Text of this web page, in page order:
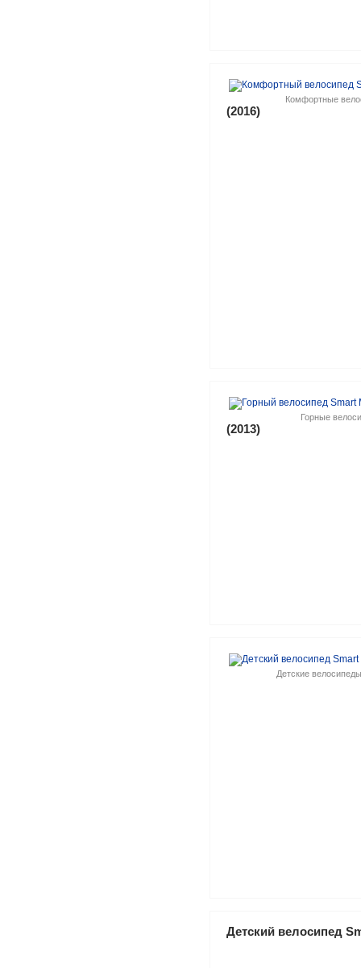
Комфортные
(2016)
Горные
(2013)
Детские велосипеды
Детский велосипед